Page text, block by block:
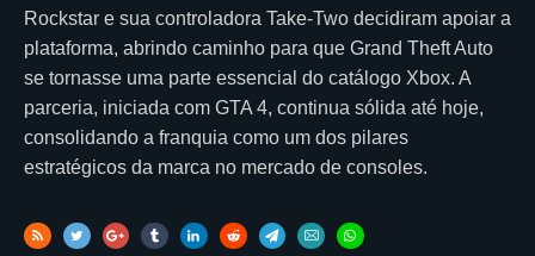
Rockstar e sua controladora Take-Two decidiram apoiar a
plataforma, abrindo caminho para que Grand Theft Auto
se tornasse uma parte essencial do catálogo Xbox. A
parceria, iniciada com GTA 4, continua sólida até hoje,
consolidando a franquia como um dos pilares
estratégicos da marca no mercado de consoles.